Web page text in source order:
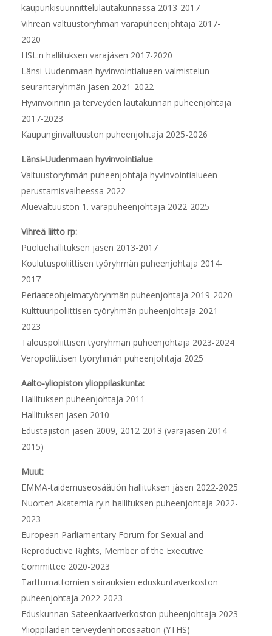
kaupunkisuunnittelulautakunnassa 2013-2017
Vihreän valtuustoryhmän varapuheenjohtaja 2017-
2020
HSL:n hallituksen varajäsen 2017-2020
Länsi-Uudenmaan hyvinvointialueen valmistelun
seurantaryhmän jäsen 2021-2022
Hyvinvoinnin ja terveyden lautakunnan puheenjohtaja
2017-2023
Kaupunginvaltuuston puheenjohtaja 2025-2026
Länsi-Uudenmaan hyvinvointialue
Valtuustoryhmän puheenjohtaja hyvinvointialueen
perustamisvaiheessa 2022
Aluevaltuuston 1. varapuheenjohtaja 2022-2025
Vihreä liitto rp:
Puoluehallituksen jäsen 2013-2017
Koulutuspoliittisen työryhmän puheenjohtaja 2014-
2017
Periaateohjelmatyöryhmän puheenjohtaja 2019-2020
Kulttuuripoliittisen työryhmän puheenjohtaja 2021-
2023
Talouspoliittisen työryhmän puheenjohtaja 2023-2024
Veropoliittisen työryhmän puheenjohtaja 2025
Aalto-yliopiston ylioppilaskunta:
Hallituksen puheenjohtaja 2011
Hallituksen jäsen 2010
Edustajiston jäsen 2009, 2012-2013 (varajäsen 2014-
2015)
Muut:
EMMA-taidemuseosäätiön hallituksen jäsen 2022-2025
Nuorten Akatemia ry:n hallituksen puheenjohtaja 2022-
2023
European Parliamentary Forum for Sexual and
Reproductive Rights, Member of the Executive
Committee 2020-2023
Tarttumattomien sairauksien eduskuntaverkoston
puheenjohtaja 2022-2023
Eduskunnan Sateenkaariverkoston puheenjohtaja 2023
Ylioppilaiden terveydenhoitosäätiön (YTHS)